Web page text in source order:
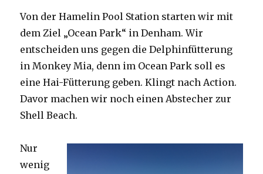
Von der Hamelin Pool Station starten wir mit
dem Ziel „Ocean Park“ in Denham. Wir
entscheiden uns gegen die Delphinfütterung
in Monkey Mia, denn im Ocean Park soll es
eine Hai-Fütterung geben. Klingt nach Action.
Davor machen wir noch einen Abstecher zur
Shell Beach.
Nur
wenig